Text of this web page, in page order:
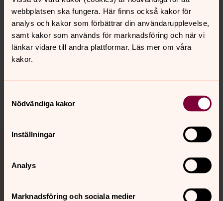
webbplatsen ska fungera. Här finns också kakor för
analys och kakor som förbättrar din användarupplevelse,
samt kakor som används för marknadsföring och när vi
länkar vidare till andra plattformar. Läs mer om våra
kakor.
Nödvändiga kakor
Inställningar
Analys
Marknadsföring och sociala medier
Senast ändrad 2 april 2016
Synpunkter eller frågor på sidans
mariefreds.forsamling@svenskakyrkan.se
Dela
Tillbaka till toppen
Tillbaka till innehållet